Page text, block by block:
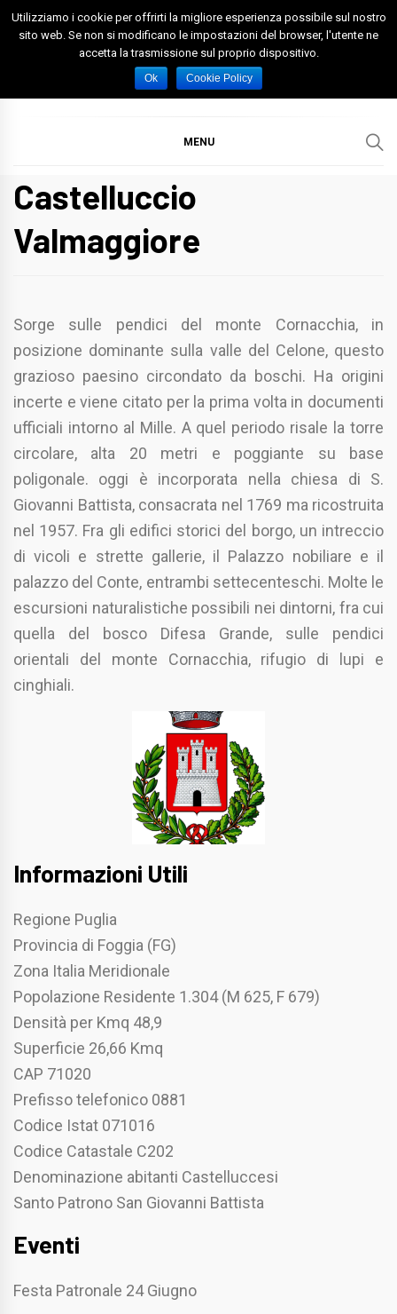
Skip
Spazio Foggia
Foggia News Calcio Eventi e Attività nella Capitanata
MENU
Castelluccio
Valmaggiore
Sorge sulle pendici del monte Cornacchia, in
posizione dominante sulla valle del Celone, questo
grazioso paesino circondato da boschi. Ha origini
incerte e viene citato per la prima volta in documenti
ufficiali intorno al Mille. A quel periodo risale la torre
circolare, alta 20 metri e poggiante su base
poligonale. oggi è incorporata nella chiesa di S.
Giovanni Battista, consacrata nel 1769 ma ricostruita
nel 1957. Fra gli edifici storici del borgo, un intreccio
di vicoli e strette gallerie, il Palazzo nobiliare e il
palazzo del Conte, entrambi settecenteschi. Molte le
escursioni naturalistiche possibili nei dintorni, fra cui
quella del bosco Difesa Grande, sulle pendici
orientali del monte Cornacchia, rifugio di lupi e
cinghiali.
Informazioni Utili
Regione Puglia
Provincia di Foggia (FG)
Zona Italia Meridionale
Popolazione Residente 1.304 (M 625, F 679)
Densità per Kmq 48,9
Superficie 26,66 Kmq
CAP 71020
Prefisso telefonico 0881
Codice Istat 071016
Codice Catastale C202
Denominazione abitanti Castelluccesi
Santo Patrono San Giovanni Battista
Eventi
Festa Patronale 24 Giugno
Utilizziamo i cookie per offrirti la migliore esperienza possibile sul nostro
sito web. Se non si modificano le impostazioni del browser, l'utente ne
accetta la trasmissione sul proprio dispositivo.
Ok Cookie Policy